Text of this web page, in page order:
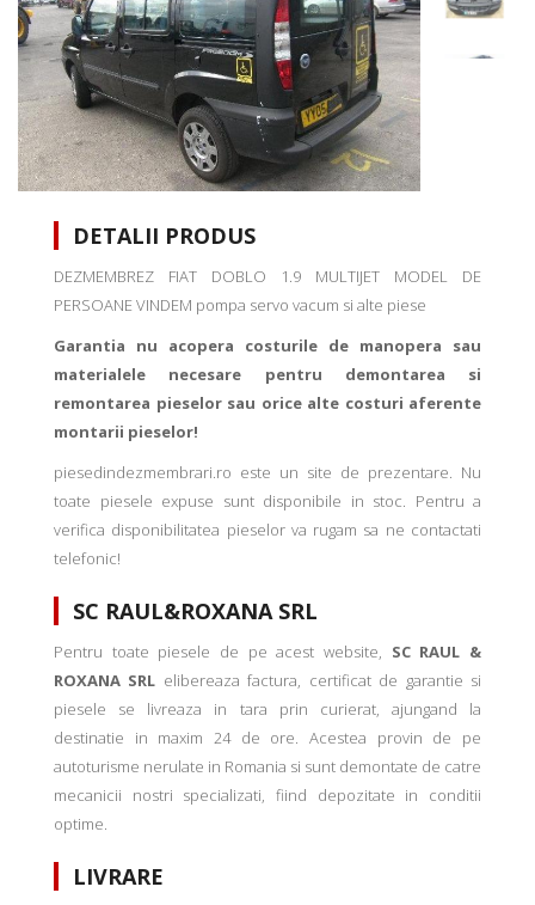
DETALII PRODUS
DEZMEMBREZ FIAT DOBLO 1.9 MULTIJET MODEL DE
PERSOANE VINDEM pompa servo vacum si alte piese
Garantia nu acopera costurile de manopera sau
materialele necesare pentru demontarea si
remontarea pieselor sau orice alte costuri aferente
montarii pieselor!
piesedindezmembrari.ro este un site de prezentare. Nu
toate piesele expuse sunt disponibile in stoc. Pentru a
verifica disponibilitatea pieselor va rugam sa ne contactati
telefonic!
SC RAUL&ROXANA SRL
Pentru toate piesele de pe acest website, SC RAUL &
ROXANA SRL elibereaza factura, certificat de garantie si
piesele se livreaza in tara prin curierat, ajungand la
destinatie in maxim 24 de ore. Acestea provin de pe
autoturisme nerulate in Romania si sunt demontate de catre
mecanicii nostri specializati, fiind depozitate in conditii
optime.
LIVRARE